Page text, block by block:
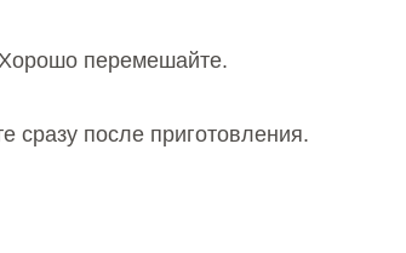
перемешайте.
сразу после приготовления.